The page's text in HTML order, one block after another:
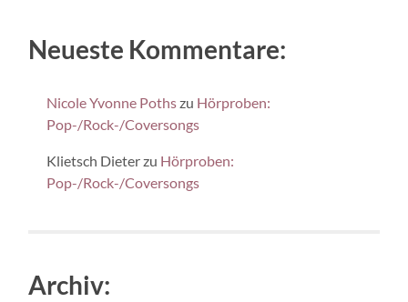
Neueste Kommentare:
Nicole Yvonne Pothszu Hörproben:
Pop-/Rock-/Coversongs
Klietsch Dieterzu Hörproben:
Pop-/Rock-/Coversongs
Archiv: